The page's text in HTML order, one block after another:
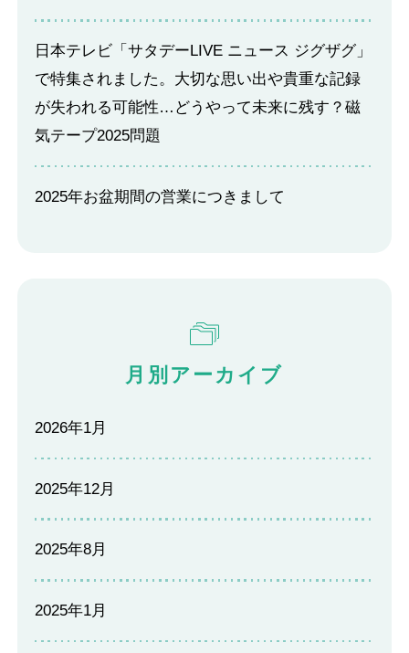
日本テレビ「サタデーLIVE ニュース ジグザグ」
で特集されました。大切な思い出や貴重な記録
が失われる可能性…どうやって未来に残す？磁
気テープ2025問題
2025年お盆期間の営業につきまして
月別アーカイブ
2026年1月
2025年12月
2025年8月
2025年1月